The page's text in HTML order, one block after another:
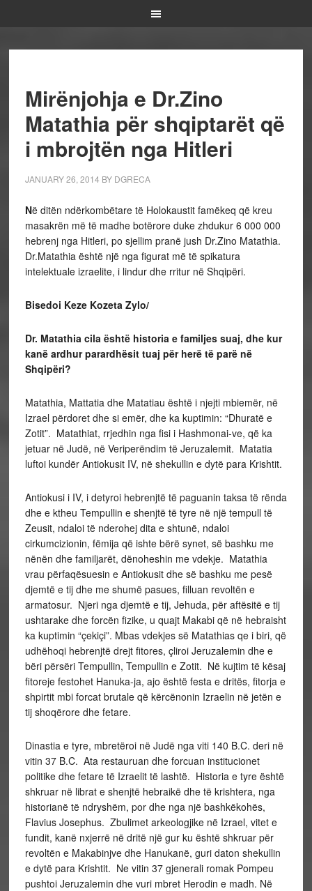
Mirënjohja e Dr.Zino
Matathia për shqiptarët që
i mbrojtën nga Hitleri
JANUARY 26, 2014 BY DGRECA
Në ditën ndërkombëtare të Holokaustit famëkeq që kreu
masakrën më të madhe botërore duke zhdukur 6 000 000
hebrenj nga Hitleri, po sjellim pranë jush Dr.Zino Matathia.
Dr.Matathia është një nga figurat më të spikatura
intelektuale izraelite, i lindur dhe rritur në Shqipëri.
Bisedoi Keze Kozeta Zylo/
Dr. Matathia cila është historia e familjes suaj, dhe kur
kanë ardhur parardhësit tuaj për herë të parë në
Shqipëri?
Matathia, Mattatia dhe Matatiau është i njejti mbiemër, në
Izrael përdoret dhe si emër, dhe ka kuptimin: “Dhuratë e
Zotit”. Matathiat, rrjedhin nga fisi i Hashmonai-ve, që ka
jetuar në Judë, në Veriperëndim të Jeruzalemit. Matatia
luftoi kundër Antiokusit IV, në shekullin e dytë para Krishtit.
Antiokusi i IV, i detyroi hebrenjtë të paguanin taksa të rënda
dhe e ktheu Tempullin e shenjtë të tyre në një tempull të
Zeusit, ndaloi të nderohej dita e shtunë, ndaloi
cirkumcizionin, fëmija që ishte bërë synet, së bashku me
nënën dhe familjarët, dënoheshin me vdekje. Matathia
vrau përfaqësuesin e Antiokusit dhe së bashku me pesë
djemtë e tij dhe me shumë pasues, filluan revoltën e
armatosur. Njeri nga djemtë e tij, Jehuda, për aftësitë e tij
ushtarake dhe forcën fizike, u quajt Makabi që në hebraisht
ka kuptimin “çekiçi”. Mbas vdekjes së Matathias qe i biri, që
udhëhoqi hebrenjtë drejt fitores, çliroi Jeruzalemin dhe e
bëri përsëri Tempullin, Tempullin e Zotit. Në kujtim të kësaj
fitoreje festohet Hanuka-ja, ajo është festa e dritës, fitorja e
shpirtit mbi forcat brutale që kërcënonin Izraelin në jetën e
tij shoqërore dhe fetare.
Dinastia e tyre, mbretëroi në Judë nga viti 140 B.C. deri në
vitin 37 B.C. Ata restauruan dhe forcuan institucionet
politike dhe fetare të Izraelit të lashtë. Historia e tyre është
shkruar në librat e shenjtë hebraikë dhe të krishtera, nga
historianë të ndryshëm, por dhe nga një bashkëkohës,
Flavius Josephus. Zbulimet arkeologjike në Izrael, vitet e
fundit, kanë nxjerrë në dritë një gur ku është shkruar për
revoltën e Makabinjve dhe Hanukanë, guri daton shekullin
e dytë para Krishtit. Ne vitin 37 gjenerali romak Pompeu
pushtoi Jeruzalemin dhe vuri mbret Herodin e madh. Në